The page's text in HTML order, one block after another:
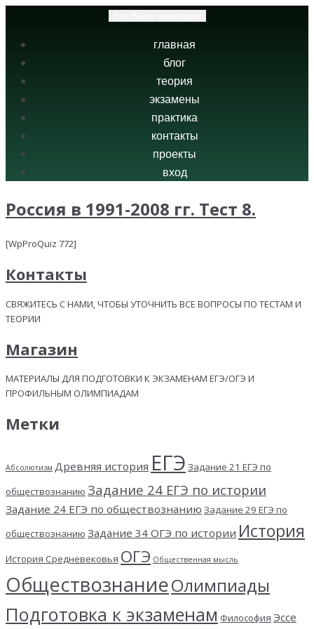
главная
блог
теория
экзамены
практика
контакты
проекты
вход
Россия в 1991-2008 гг. Тест 8.
[WpProQuiz 772]
Контакты
СВЯЖИТЕСЬ С НАМИ, ЧТОБЫ УТОЧНИТЬ ВСЕ ВОПРОСЫ ПО ТЕСТАМ И
ТЕОРИИ
Магазин
МАТЕРИАЛЫ ДЛЯ ПОДГОТОВКИ К ЭКЗАМЕНАМ ЕГЭ/ОГЭ И
ПРОФИЛЬНЫМ ОЛИМПИАДАМ
Метки
Абсолютизм Древняя история ЕГЭ Задание 21 ЕГЭ по
обществознанию Задание 24 ЕГЭ по истории
Задание 24 ЕГЭ по обществознанию Задание 29 ЕГЭ по
обществознанию Задание 34 ОГЭ по истории История
История Средневековья ОГЭ Общественная мысль
ОбществознаниеОлимпиады
Подготовка к экзаменам Философия Эссе